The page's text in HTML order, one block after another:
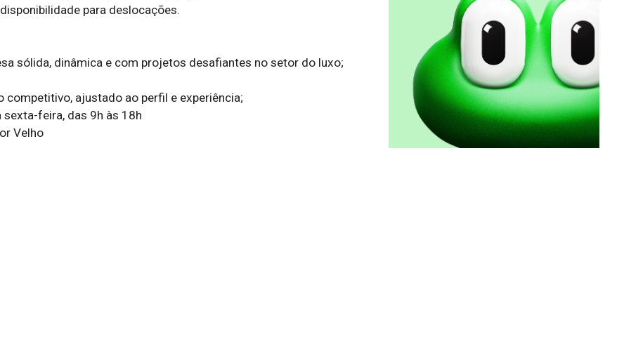
para deslocações.
sólida, dinâmica e com projetos desafiantes no setor do luxo;
competitivo, ajustado ao perfil e experiência;
sexta-feira, das 9h às 18h
Velho